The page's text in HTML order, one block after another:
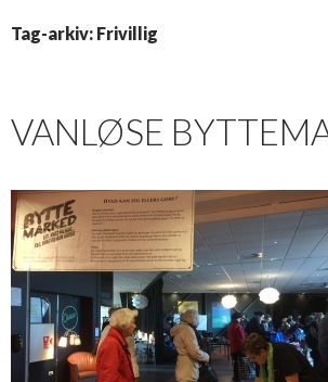
Tag-arkiv: Frivillig
VANLØSE